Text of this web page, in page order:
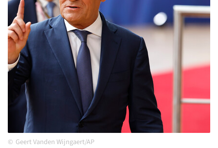
Geert Vanden Wijngaert/AP